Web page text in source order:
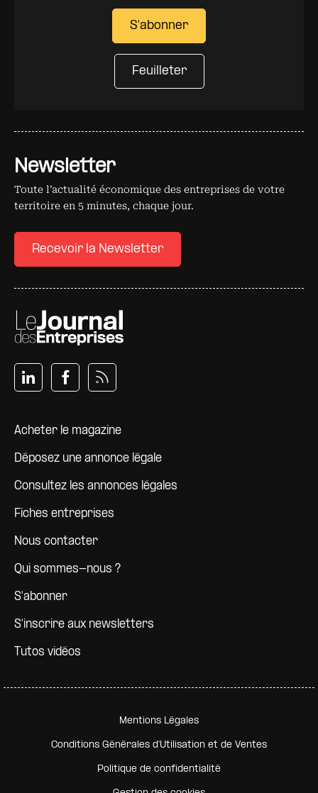
Newsletter
Toute l’actualité économique des entreprises de votre
territoire en 5 minutes, chaque jour.
Recevoir la Newsletter
Pied de page
Acheter le magazine
Déposez une annonce légale
Consultez les annonces légales
Fiches entreprises
Nous contacter
Qui sommes-nous ?
S'abonner
S'inscrire aux newsletters
Tutos vidéos
S'abonner
Feuilleter
Pied de page secondaire
Mentions Légales
Conditions Générales d'Utilisation et de Ventes
Politique de confidentialité